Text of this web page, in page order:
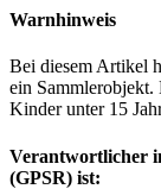
Warnhinweis
Bei diesem Artikel
ein Sammlerobjekt.
Kinder unter 15
Verantwortlicher
(GPSR) ist: